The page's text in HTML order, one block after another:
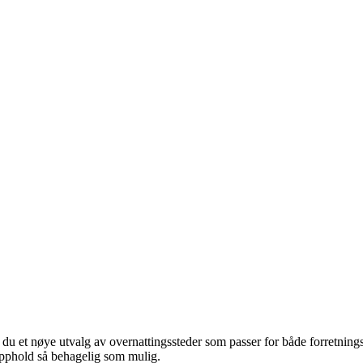
nøye utvalg av overnattingssteder som passer for både
så behagelig som mulig.